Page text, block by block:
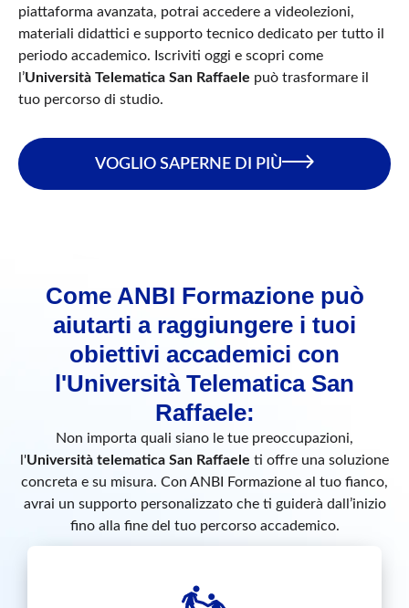
piattaforma avanzata, potrai accedere a videolezioni,
materiali didattici e supporto tecnico dedicato per tutto il
periodo accademico. Iscriviti oggi e scopri come
l’Università Telematica San Raffaele può trasformare il
tuo percorso di studio.
VOGLIO SAPERNE DI PIÙ
Come ANBI Formazione può
aiutarti a raggiungere i tuoi
obiettivi accademici con
l'Università Telematica San
Raffaele:
Non importa quali siano le tue preoccupazioni,
l'Università telematica San Raffaele ti offre una soluzione
concreta e su misura. Con ANBI Formazione al tuo fianco,
avrai un supporto personalizzato che ti guiderà dall’inizio
fino alla fine del tuo percorso accademico.